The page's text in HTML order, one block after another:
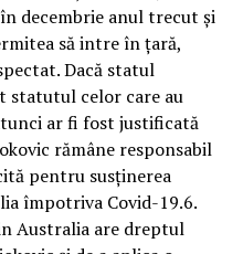
decembrie anul trecut și
să intre în țară,
Dacă statul
statutul celor care au
ar fi fost justificată
rămâne responsabil
pentru susținerea
împotriva Covid-19.6.
Australia are dreptul